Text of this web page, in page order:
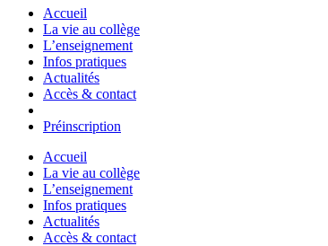
Accueil
La vie au collège
L’enseignement
Infos pratiques
Actualités
Accès & contact
Préinscription
Accueil
La vie au collège
L’enseignement
Infos pratiques
Actualités
Accès & contact